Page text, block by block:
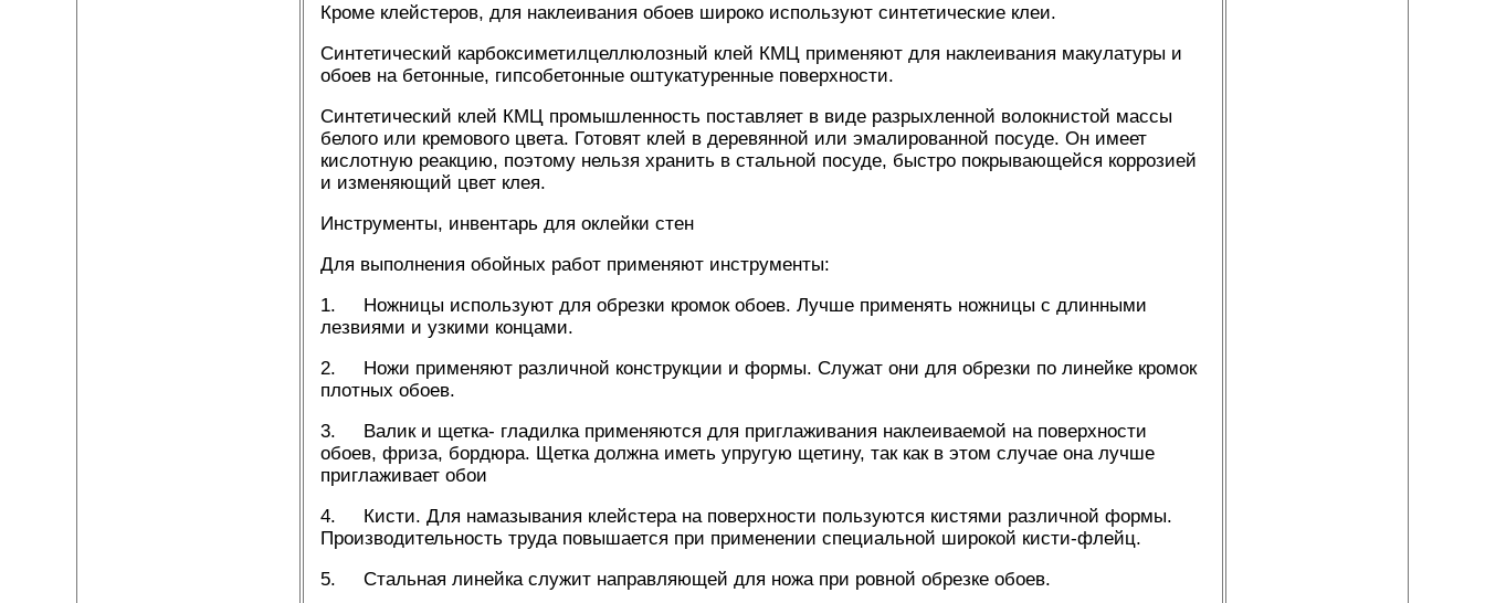
Кроме клейстеров, для наклеивания обоев широко используют синтетические клеи.
Синтетический карбоксиметилцеллюлозный клей КМЦ применяют для наклеивания макулатуры и
обоев на бетонные, гипсобетонные оштукатуренные поверхности.
Синтетический клей КМЦ промышленность поставляет в виде разрыхленной волокнистой массы
белого или кремового цвета. Готовят клей в деревянной или эмалированной посуде. Он имеет
кислотную реакцию, поэтому нельзя хранить в стальной посуде, быстро покрывающейся коррозией
и изменяющий цвет клея.
Инструменты, инвентарь для оклейки стен
Для выполнения обойных работ применяют инструменты:
1. Ножницы используют для обрезки кромок обоев. Лучше применять ножницы с длинными
лезвиями и узкими концами.
2. Ножи применяют различной конструкции и формы. Служат они для обрезки по линейке кромок
плотных обоев.
3. Валик и щетка- гладилка применяются для приглаживания наклеиваемой на поверхности
обоев, фриза, бордюра. Щетка должна иметь упругую щетину, так как в этом случае она лучше
приглаживает обои
4. Кисти. Для намазывания клейстера на поверхности пользуются кистями различной формы.
Производительность труда повышается при применении специальной широкой кисти-флейц.
5. Стальная линейка служит направляющей для ножа при ровной обрезке обоев.